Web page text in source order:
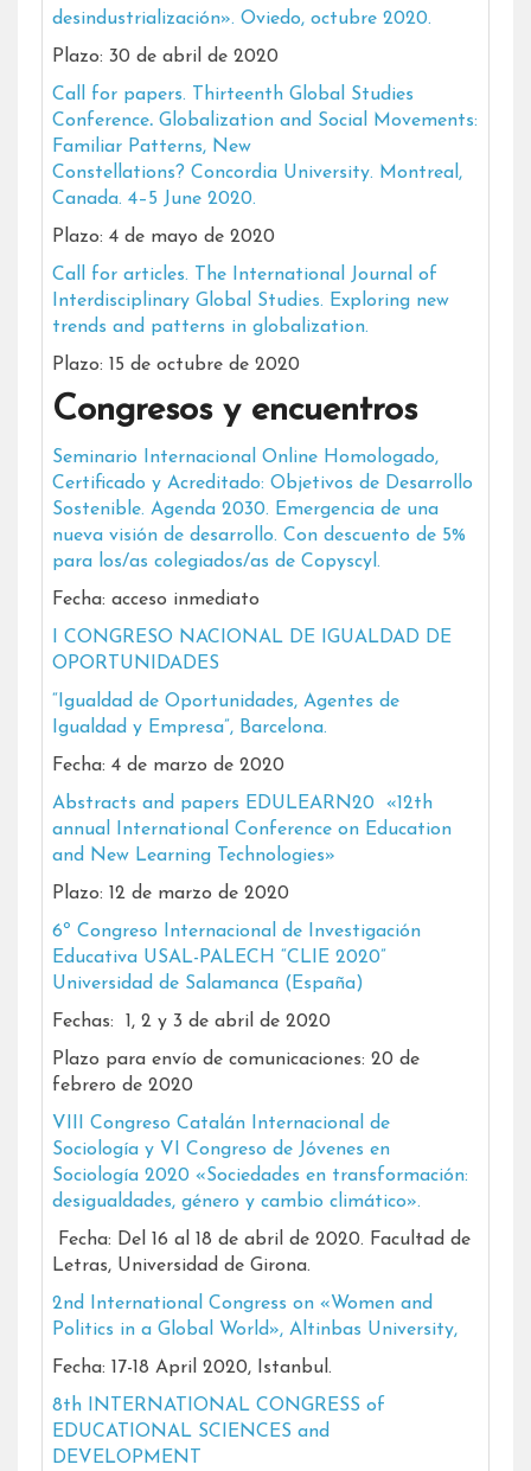
desindustrialización». Oviedo, octubre 2020.
Plazo: 30 de abril de 2020
Call for papers. Thirteenth Global Studies
Conference. Globalization and Social Movements:
Familiar Patterns, New
Constellations? Concordia University. Montreal,
Canada. 4–5 June 2020.
Plazo: 4 de mayo de 2020
Call for articles. The International Journal of
Interdisciplinary Global Studies. Exploring new
trends and patterns in globalization.
Plazo: 15 de octubre de 2020
Congresos y encuentros
Seminario Internacional Online Homologado,
Certificado y Acreditado: Objetivos de Desarrollo
Sostenible. Agenda 2030. Emergencia de una
nueva visión de desarrollo. Con descuento de 5%
para los/as colegiados/as de Copyscyl.
Fecha: acceso inmediato
I CONGRESO NACIONAL DE IGUALDAD DE
OPORTUNIDADES
“Igualdad de Oportunidades, Agentes de
Igualdad y Empresa”, Barcelona.
Fecha: 4 de marzo de 2020
Abstracts and papers EDULEARN20 «12th
annual International Conference on Education
and New Learning Technologies»
Plazo: 12 de marzo de 2020
6º Congreso Internacional de Investigación
Educativa USAL-PALECH “CLIE 2020”
Universidad de Salamanca (España)
Fechas: 1, 2 y 3 de abril de 2020
Plazo para envío de comunicaciones: 20 de
febrero de 2020
VIII Congreso Catalán Internacional de
Sociología y VI Congreso de Jóvenes en
Sociología 2020 «Sociedades en transformación:
desigualdades, género y cambio climático».
Fecha: Del 16 al 18 de abril de 2020. Facultad de
Letras, Universidad de Girona.
2nd International Congress on «Women and
Politics in a Global World», Altinbas University,
Fecha: 17-18 April 2020, Istanbul.
8th INTERNATIONAL CONGRESS of
EDUCATIONAL SCIENCES and
DEVELOPMENT